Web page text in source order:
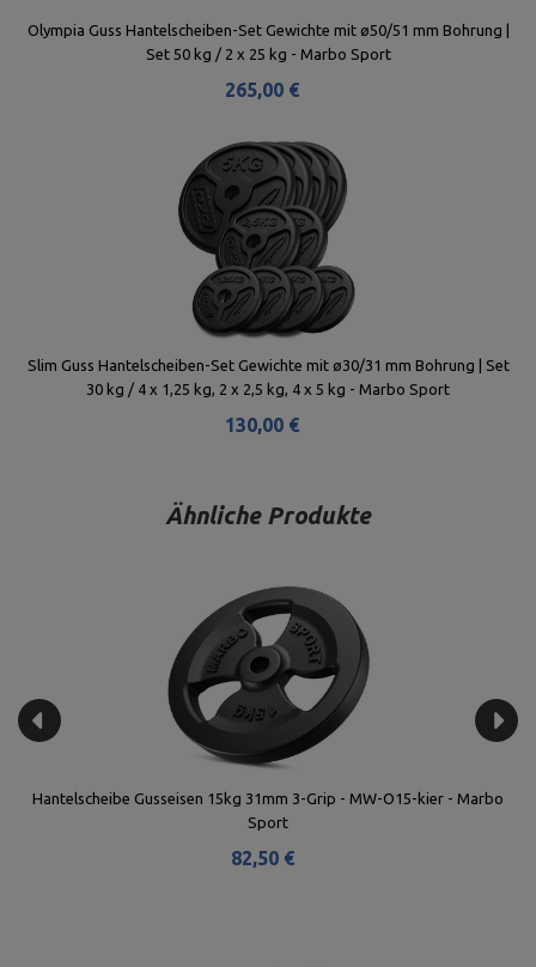
Olympia Guss Hantelscheiben-Set Gewichte mit ø50/51 mm Bohrung |
Set 50 kg / 2 x 25 kg - Marbo Sport
265,00 €
Slim Guss Hantelscheiben-Set Gewichte mit ø30/31 mm Bohrung | Set
30 kg / 4 x 1,25 kg, 2 x 2,5 kg, 4 x 5 kg - Marbo Sport
130,00 €
Ähnliche Produkte
Hantelscheibe Gusseisen 15kg 31mm 3-Grip - MW-O15-kier - Marbo
Sport
82,50 €